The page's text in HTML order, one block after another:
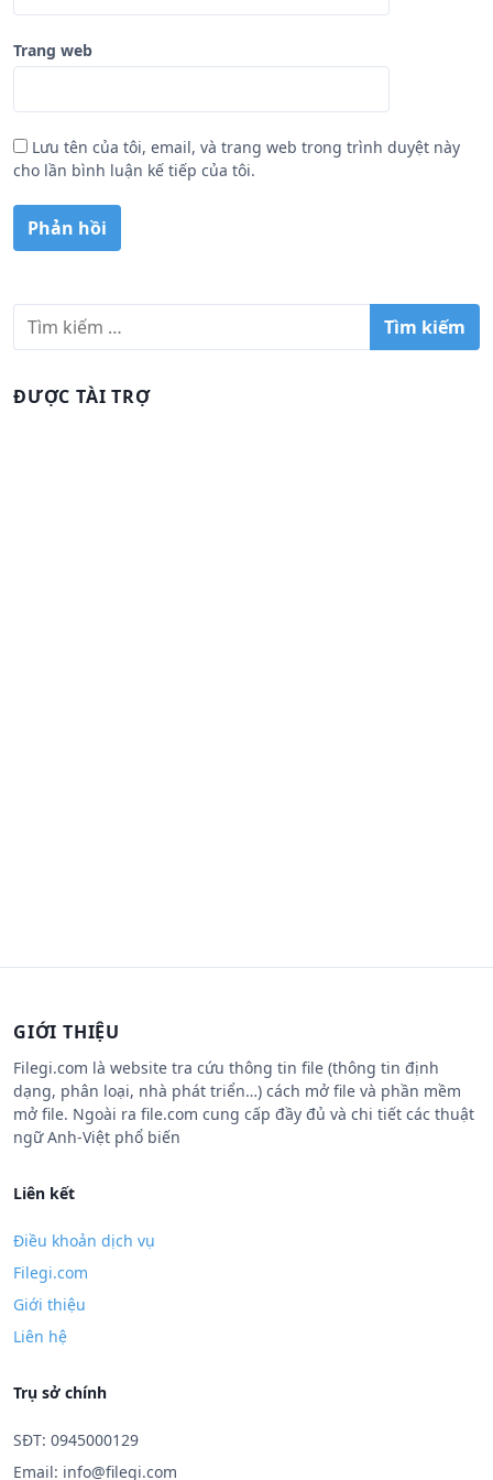
Trang web
Lưu tên của tôi, email, và trang web trong trình duyệt này
cho lần bình luận kế tiếp của tôi.
iĐƯỢC TÀI TRỢ
GIỚI THIỆU
Filegi.com là website tra cứu thông tin file (thông tin định
dạng, phân loại, nhà phát triển…) cách mở file và phần mềm
mở file. Ngoài ra file.com cung cấp đầy đủ và chi tiết các thuật
ngữ Anh-Việt phổ biến
Liên kết
Điều khoản dịch vụ
Filegi.com
Giới thiệu
Liên hệ
Trụ sở chính
SĐT: 0945000129
Email: info@filegi.com